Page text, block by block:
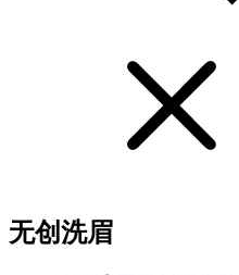
无创洗眉